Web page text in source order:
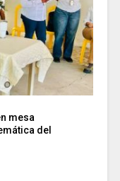
mesa
del